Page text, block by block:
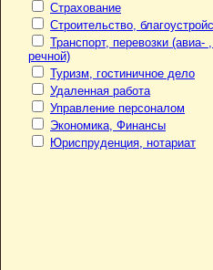
Страхование
Строительство,
Транспорт, перевозки (авиа-
речной)
Туризм, гостиничное дело
Удаленная работа
Управление персоналом
Экономика, Финансы
Юриспруденция, нотариат